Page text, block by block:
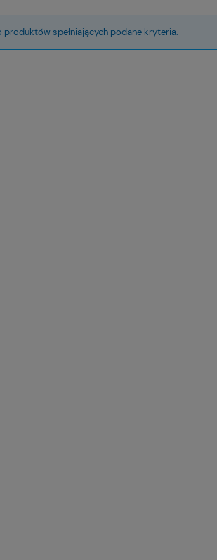
produktów spełniających podane kryteria.